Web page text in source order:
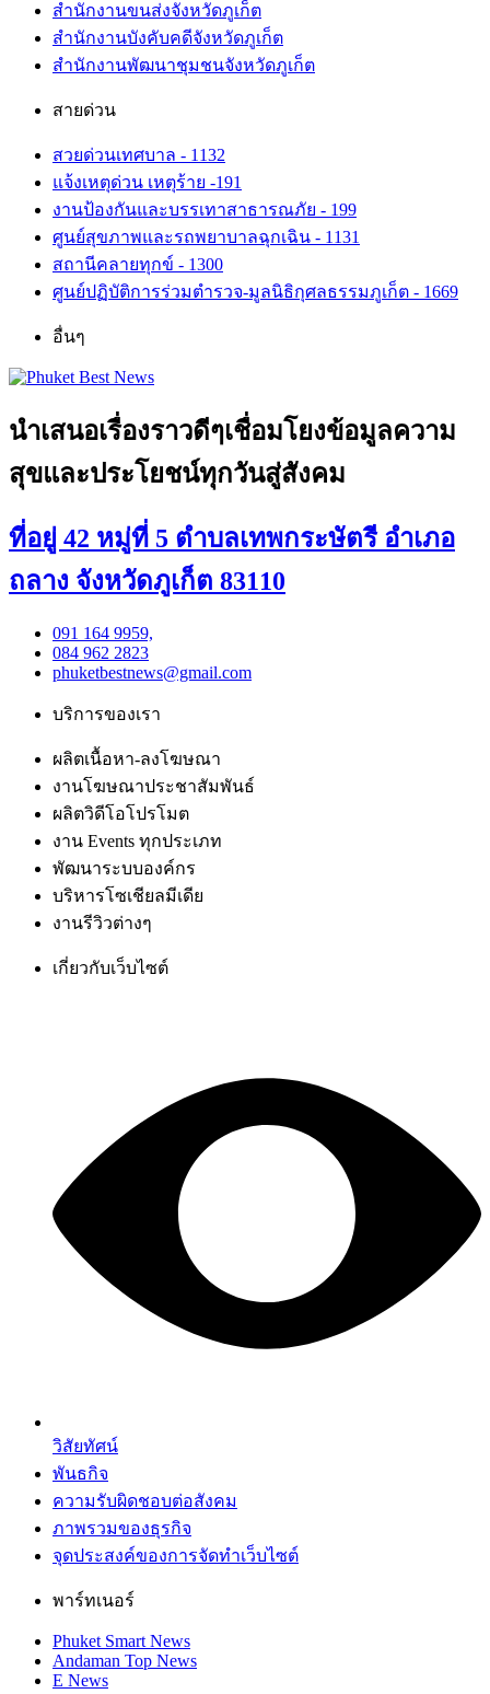
สำนักงานขนส่งจังหวัดภูเก็ต
สำนักงานบังคับคดีจังหวัดภูเก็ต
สำนักงานพัฒนาชุมชนจังหวัดภูเก็ต
สายด่วน
สวยด่วนเทศบาล - 1132
แจ้งเหตุด่วน เหตุร้าย -191
งานป้องกันและบรรเทาสาธารณภัย - 199
ศูนย์สุขภาพและรถพยาบาลฉุกเฉิน - 1131
สถานีคลายทุกข์ - 1300
ศูนย์ปฏิบัติการร่วมตำรวจ-มูลนิธิกุศลธรรมภูเก็ต - 1669
อื่นๆ
นำเสนอเรื่องราวดีๆเชื่อมโยงข้อมูลความ
สุขและประโยชน์ทุกวันสู่สังคม
ที่อยู่ 42 หมู่ที่ 5 ตำบลเทพกระษัตรี อำเภอ
ถลาง จังหวัดภูเก็ต 83110
091 164 9959,
084 962 2823
phuketbestnews@gmail.com
บริการของเรา
ผลิตเนื้อหา-ลงโฆษณา
งานโฆษณาประชาสัมพันธ์
ผลิตวิดีโอโปรโมต
งาน Events ทุกประเภท
พัฒนาระบบองค์กร
บริหารโซเชียลมีเดีย
งานรีวิวต่างๆ
เกี่ยวกับเว็บไซต์
วิสัยทัศน์
พันธกิจ
ความรับผิดชอบต่อสังคม
ภาพรวมของธุรกิจ
จุดประสงค์ของการจัดทำเว็บไซต์
พาร์ทเนอร์
Phuket Smart News
Andaman Top News
E News